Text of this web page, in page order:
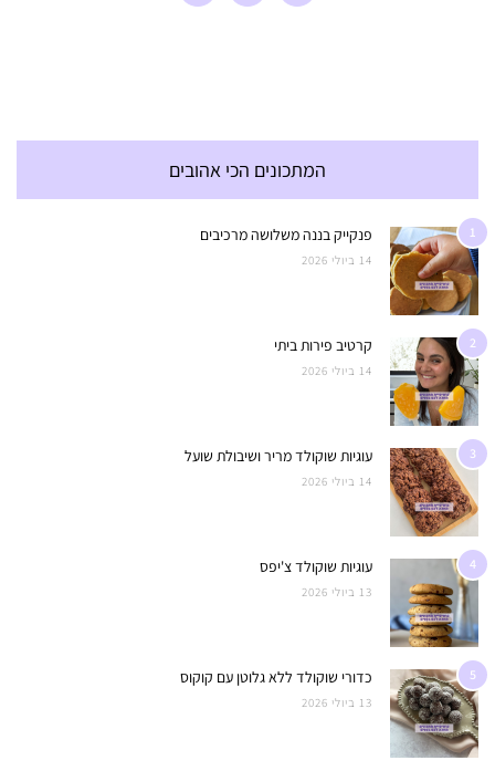
המתכונים הכי אהובים
1 פנקייק בננה משלושה מרכיבים
14 ביולי 2026
2 קרטיב פירות ביתי
14 ביולי 2026
3 עוגיות שוקולד מריר ושיבולת שועל
14 ביולי 2026
4 עוגיות שוקולד צ'יפס
13 ביולי 2026
5 כדורי שוקולד ללא גלוטן עם קוקוס
13 ביולי 2026